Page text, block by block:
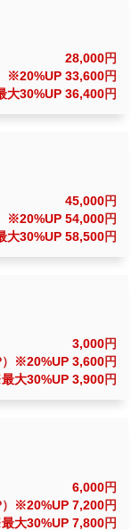
28,000円
※20%UP 33,600円
大30%UP 36,400円
45,000円
※20%UP 54,000円
大30%UP 58,500円
3,000円
※20%UP 3,600円
大30%UP 3,900円
6,000円
※20%UP 7,200円
大30%UP 7,800円